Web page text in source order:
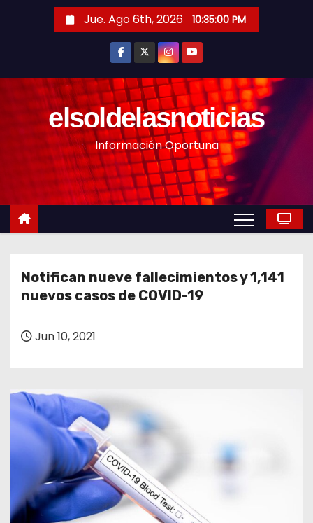
n
Jue. Ago 6th, 2026 10:35:02 PM
elsoldelasnoticias
Información Oportuna
Notifican nueve fallecimientos y 1,141
nuevos casos de COVID-19
Jun 10, 2021